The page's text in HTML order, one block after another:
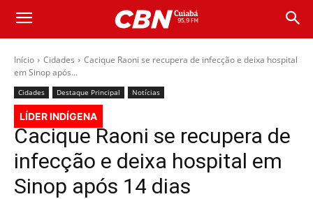
Início Cidades
Cacique Raoni se recupera de infecção e deixa hospital
em Sinop após...
Cidades Destaque Principal Notícias
LÍDER INDÍGENA
Cacique Raoni se recupera de
infecção e deixa hospital em
Sinop após 14 dias